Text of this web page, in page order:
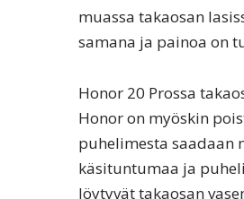
muassa takaosan
samana ja painoa on
Honor 20 Prossa
Honor on myöskin
puhelimesta saadaan
käsituntumaa ja
löytyvät takaosan